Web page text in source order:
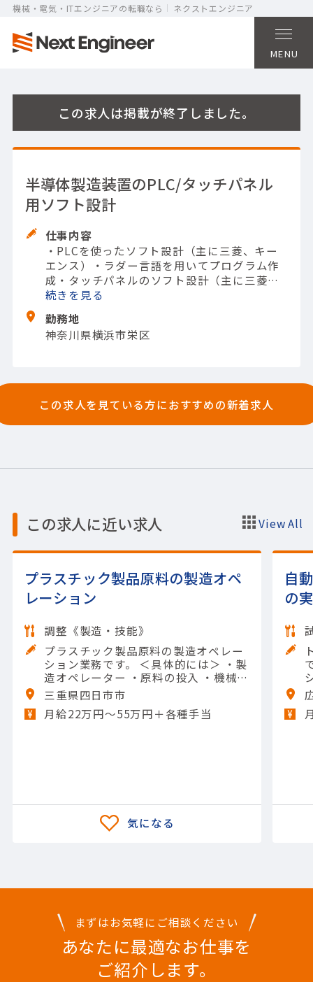
機械・電気・ITエンジニアの転職なら ネクストエンジニア
MENU
この求人は掲載が終了しました。
半導体製造装置のPLC/タッチパネル
用ソフト設計
仕事内容
・PLCを使ったソフト設計（主に三菱、キー
エンス）
・ラダー言語を用いてプログラム作
成 ・タッチパネルのソフト設計（主に三菱、
キーエンス）
実機）
晶製造装置（前工程）
続きを
勤務地
神奈川県横浜市栄区
この求人を見ている方におすすめの新着求人
この求人に近い求人 View All
プラスチック製品原料の製造オペ
レーション
調整《製造・技能》
プラスチック製品原料の製造オペレー
ション業務です。 ＜具体的には＞ ・製
造オペレーター ・原料の投入 ・機械の
操作や清掃 ・メンテナンスなど 【担当
製品】(素材・素材加工品)石油化学製
品 【使用ツール】他 一般工具; Excel
三重県四日市市
月給22万円〜55万円＋各種手当
自
の
です
まずはお気軽にご相談ください
あなたに最適なお仕事を
ご紹介します。